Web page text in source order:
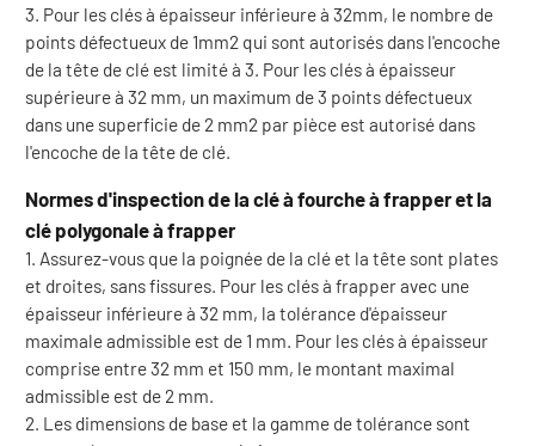
3. Pour les clés à épaisseur inférieure à 32mm, le nombre de
points défectueux de 1mm2 qui sont autorisés dans l'encoche
de la tête de clé est limité à 3. Pour les clés à épaisseur
supérieure à 32 mm, un maximum de 3 points défectueux
dans une superficie de 2 mm2 par pièce est autorisé dans
l'encoche de la tête de clé.
Normes d'inspection de la clé à fourche à frapper et la
clé polygonale à frapper
1. Assurez-vous que la poignée de la clé et la tête sont plates
et droites, sans fissures. Pour les clés à frapper avec une
épaisseur inférieure à 32 mm, la tolérance d'épaisseur
maximale admissible est de 1 mm. Pour les clés à épaisseur
comprise entre 32 mm et 150 mm, le montant maximal
admissible est de 2 mm.
2. Les dimensions de base et la gamme de tolérance sont